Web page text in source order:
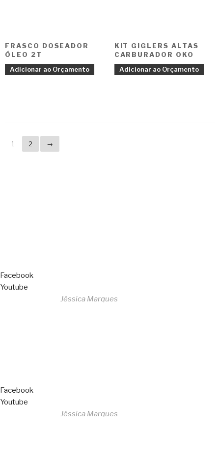
FRASCO DOSEADOR
ÓLEO 2T
Adicionar ao Orçamento
KIT GIGLERS ALTAS
CARBURADOR OKO
Adicionar ao Orçamento
1 2 →
Facebook
Youtube
Jéssica Marques
Facebook
Youtube
Jéssica Marques